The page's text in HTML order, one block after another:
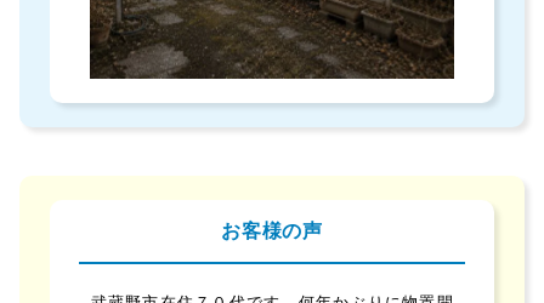
お客様の声